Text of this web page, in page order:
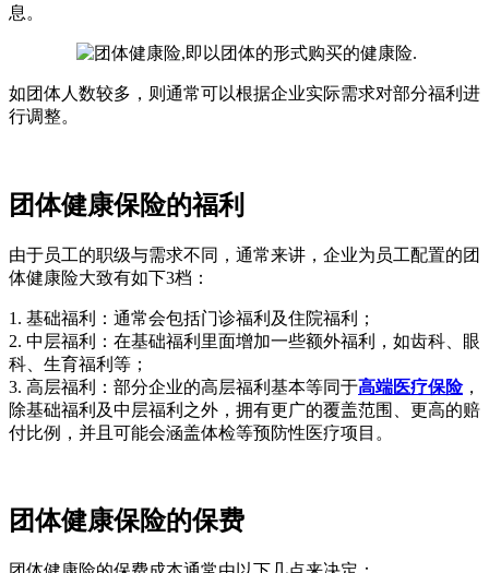
息。
如团体人数较多，则通常可以根据企业实际需求对部分福利进
行调整。
团体健康保险的福利
由于员工的职级与需求不同，通常来讲，企业为员工配置的团
体健康险大致有如下3档：
1. 基础福利：通常会包括门诊福利及住院福利；
2. 中层福利：在基础福利里面增加一些额外福利，如齿科、眼
科、生育福利等；
3. 高层福利：部分企业的高层福利基本等同于高端医疗保险，
除基础福利及中层福利之外，拥有更广的覆盖范围、更高的赔
付比例，并且可能会涵盖体检等预防性医疗项目。
团体健康保险的保费